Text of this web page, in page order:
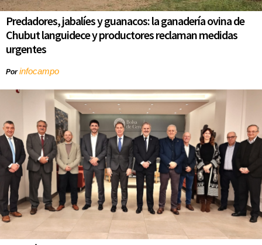
Predadores, jabalíes y guanacos: la ganadería ovina de
Chubut languidece y productores reclaman medidas
urgentes
Porinfocampo